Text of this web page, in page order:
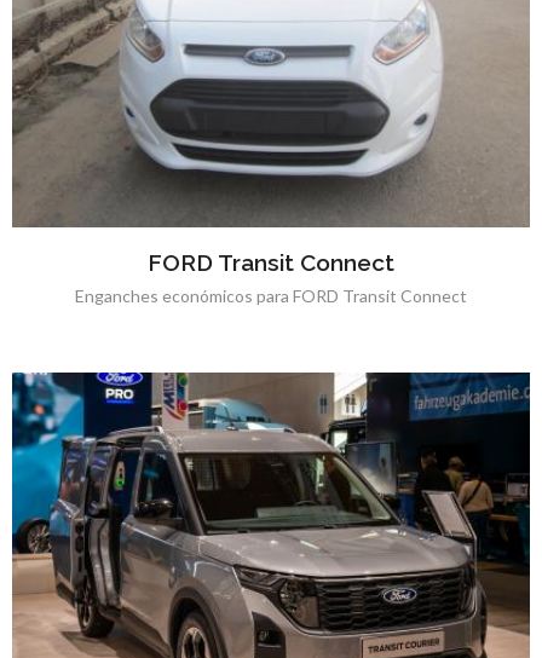
FORD Transit Connect
Enganches económicos para FORD Transit Connect